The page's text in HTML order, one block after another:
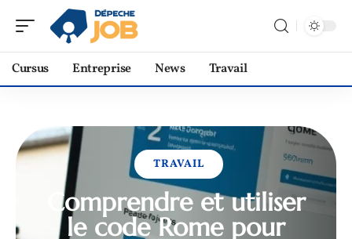
Cursus Entreprise News Travail
TRAVAIL
Comprendre et utiliser
le code Rome pour